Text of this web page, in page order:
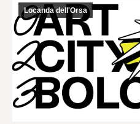
Locanda dell'Orsa